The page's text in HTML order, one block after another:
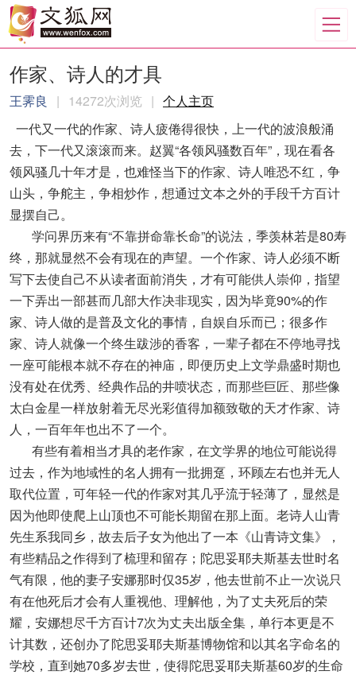
作家、诗人的才具
王霁良 | 14272次浏览 | 个人主页
一代又一代的作家、诗人疲倦得很快，上一代的波浪般涌
去，下一代又滚滚而来。赵翼“各领风骚数百年”，现在看各
领风骚几十年才是，也难怪当下的作家、诗人唯恐不红，争
山头，争舵主，争相炒作，想通过文本之外的手段千方百计
显摆自己。
学问界历来有“不靠拼命靠长命”的说法，季羡林若是80寿
终，那就显然不会有现在的声望。一个作家、诗人必须不断
写下去使自己不从读者面前消失，才有可能供人崇仰，指望
一下弄出一部甚而几部大作决非现实，因为毕竟90%的作
家、诗人做的是普及文化的事情，自娱自乐而已；很多作
家、诗人就像一个终生跋涉的香客，一辈子都在不停地寻找
一座可能根本就不存在的神庙，即便历史上文学鼎盛时期也
没有处在优秀、经典作品的井喷状态，而那些巨匠、那些像
太白金星一样放射着无尽光彩值得加额致敬的天才作家、诗
人，一百年年也出不了一个。
有些有着相当才具的老作家，在文学界的地位可能说得
过去，作为地域性的名人拥有一批拥趸，环顾左右也并无人
取代位置，可年轻一代的作家对其几乎流于轻薄了，显然是
因为他即使爬上山顶也不可能长期留在那上面。老诗人山青
先生系我同乡，故去后子女为他出了一本《山青诗文集》，
有些精品之作得到了梳理和留存；陀思妥耶夫斯基去世时名
气有限，他的妻子安娜那时仅35岁，他去世前不止一次说只
有在他死后才会有人重视他、理解他，为了丈夫死后的荣
耀，安娜想尽千方百计7次为丈夫出版全集，单行本更是不
计其数，还创办了陀思妥耶夫斯基博物馆和以其名字命名的
学校，直到她70多岁去世，使得陀思妥耶夫斯基60岁的生命